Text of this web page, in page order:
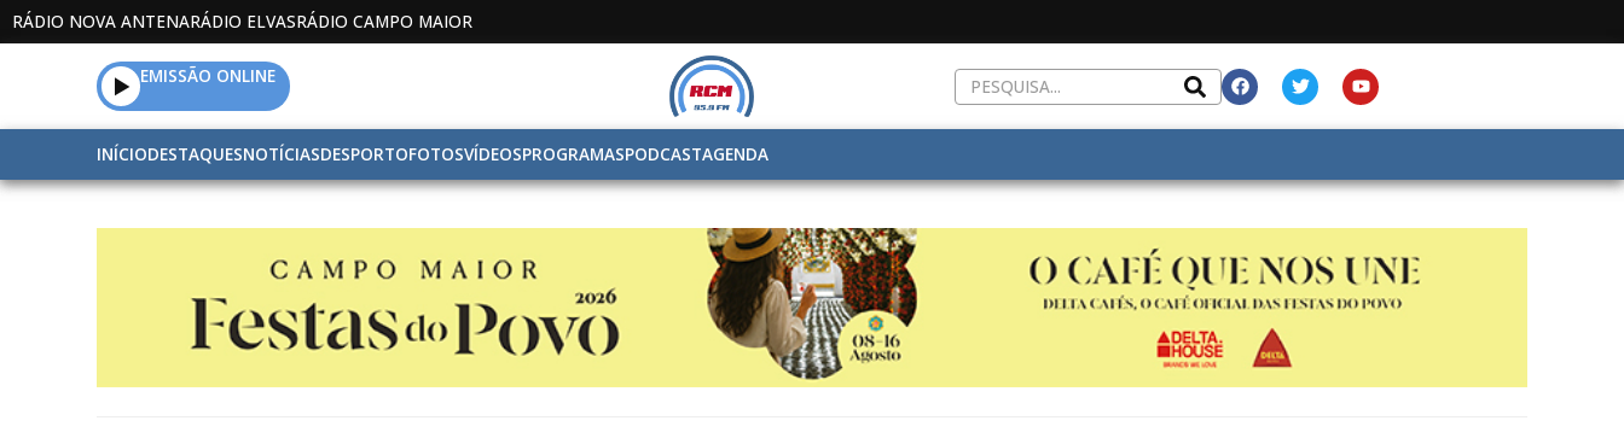
RÁDIO NOVA ANTENARÁDIO ELVASRÁDIO CAMPO MAIOR
EMISSÃO ONLINE
INÍCIODESTAQUESNOTÍCIASDESPORTOFOTOSVÍDEOSPROGRAMASPODCASTAGENDA